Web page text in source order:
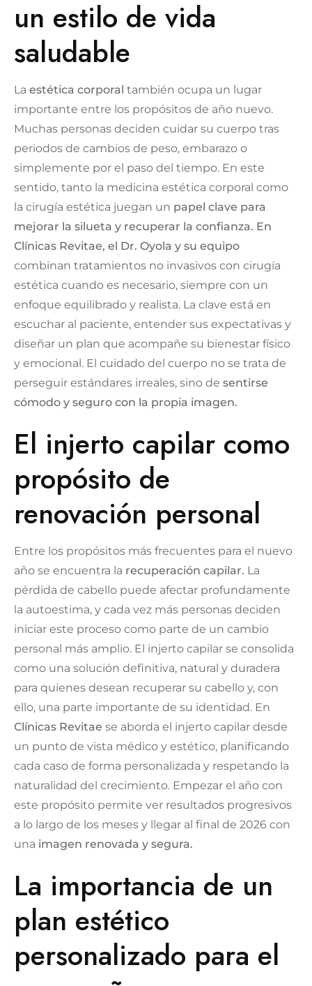
un estilo de vida
saludable
La estética corporal también ocupa un lugar
importante entre los propósitos de año nuevo.
Muchas personas deciden cuidar su cuerpo tras
periodos de cambios de peso, embarazo o
simplemente por el paso del tiempo. En este
sentido, tanto la medicina estética corporal como
la cirugía estética juegan un papel clave para
mejorar la silueta y recuperar la confianza. En
Clínicas Revitae, el Dr. Oyola y su equipo
combinan tratamientos no invasivos con cirugía
estética cuando es necesario, siempre con un
enfoque equilibrado y realista. La clave está en
escuchar al paciente, entender sus expectativas y
diseñar un plan que acompañe su bienestar físico
y emocional. El cuidado del cuerpo no se trata de
perseguir estándares irreales, sino de sentirse
cómodo y seguro con la propia imagen.
El injerto capilar como
propósito de
renovación personal
Entre los propósitos más frecuentes para el nuevo
año se encuentra la recuperación capilar. La
pérdida de cabello puede afectar profundamente
la autoestima, y cada vez más personas deciden
iniciar este proceso como parte de un cambio
personal más amplio. El injerto capilar se consolida
como una solución definitiva, natural y duradera
para quienes desean recuperar su cabello y, con
ello, una parte importante de su identidad. En
Clínicas Revitae se aborda el injerto capilar desde
un punto de vista médico y estético, planificando
cada caso de forma personalizada y respetando la
naturalidad del crecimiento. Empezar el año con
este propósito permite ver resultados progresivos
a lo largo de los meses y llegar al final de 2026 con
una imagen renovada y segura.
La importancia de un
plan estético
personalizado para el